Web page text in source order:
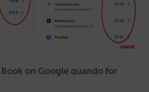
on Google quando for